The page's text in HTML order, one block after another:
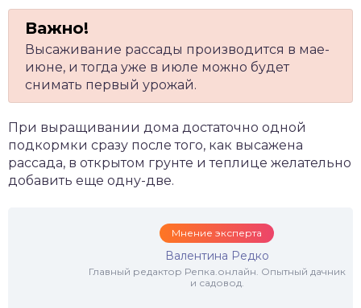
Высаживание рассады производится в мае-
июне, и тогда уже в июле можно будет
снимать первый урожай.
При выращивании дома достаточно одной
подкормки сразу после того, как высажена
рассада, в открытом грунте и теплице желательно
добавить еще одну-две.
Мнение эксперта
Валентина Редко
Главный редактор Репка.онлайн. Опытный дачник
и садовод.